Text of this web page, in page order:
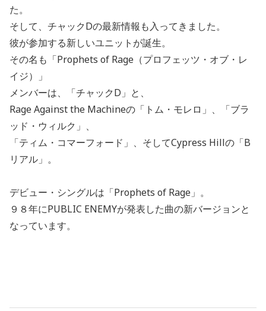
た。
そして、チャックDの最新情報も入ってきました。
彼が参加する新しいユニットが誕生。
その名も「Prophets of Rage（プロフェッツ・オブ・レ
イジ）」
メンバーは、「チャックD」と、
Rage Against the Machineの「トム・モレロ」、「ブラ
ッド・ウィルク」、
「ティム・コマーフォード」、そしてCypress Hillの「B
リアル」。
デビュー・シングルは「Prophets of Rage」。
９８年にPUBLIC ENEMYが発表した曲の新バージョンと
なっています。